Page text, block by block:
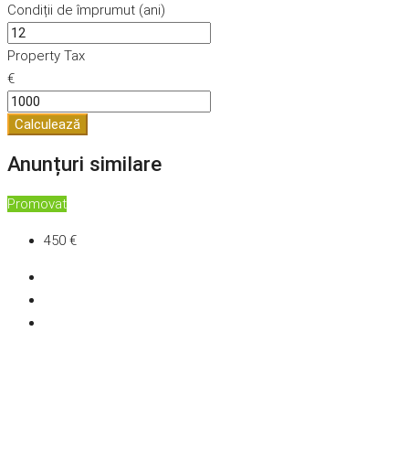
Condiții de împrumut (ani)
Property Tax
€
Calculează
Anunțuri similare
Promovat
450 €